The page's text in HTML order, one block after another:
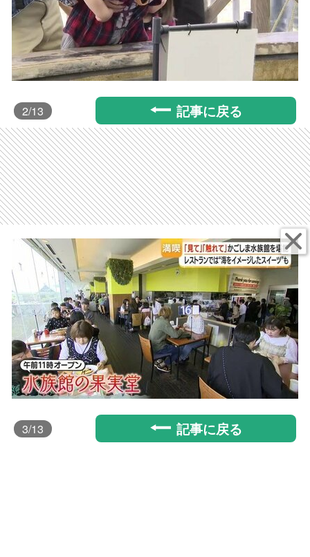
2/13 記事に戻る
3/13 記事に戻る